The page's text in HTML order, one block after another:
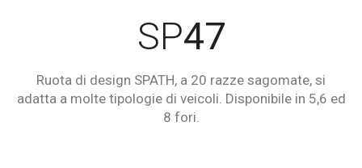
SP47
Ruota di design SPATH, a 20 razze sagomate, si
adatta a molte tipologie di veicoli. Disponibile in 5,6 ed
8 fori.